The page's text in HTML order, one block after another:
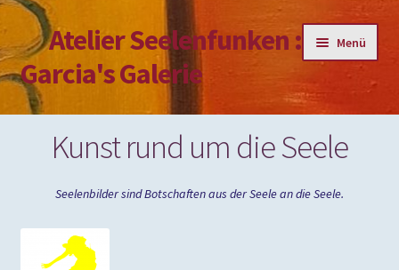
Zur
Navigation
springen
Zum
Inhalt
springen
Atelier Seelenfunken :
Garcia's Galerie
Menü
Mein Konto
Passwort vergessen
Kunst rund um die Seele
Seelenbilder sind Botschaften aus der Seele an die Seele.